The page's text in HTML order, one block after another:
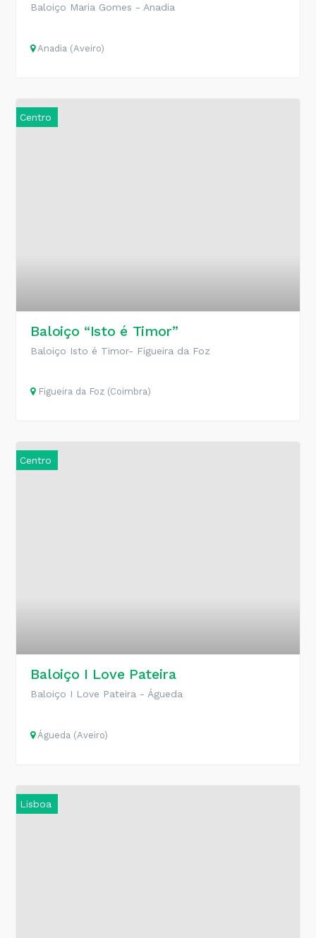
Baloiço Maria Gomes - Anadia
Anadia (Aveiro)
Centro
Baloiço “Isto é Timor”
Baloiço Isto é Timor- Figueira da Foz
Figueira da Foz (Coimbra)
Centro
Baloiço I Love Pateira
Baloiço I Love Pateira - Águeda
Águeda (Aveiro)
Lisboa